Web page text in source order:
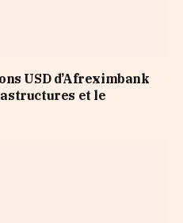
USD d’Afreximbank
et le